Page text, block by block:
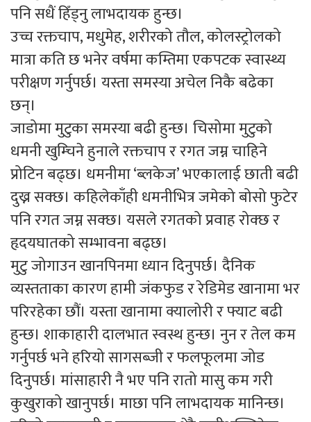
पनि सधैं हिँड्नु लाभदायक हुन्छ।
उच्च रक्तचाप, मधुमेह, शरीरको तौल, कोलस्ट्रोलको
मात्रा कति छ भनेर वर्षमा कम्तिमा एकपटक स्वास्थ्य
परीक्षण गर्नुपर्छ। यस्ता समस्या अचेल निकै बढेका
छन्।
जाडोमा मुटुका समस्या बढी हुन्छ। चिसोमा मुटुको
धमनी खुम्चिने हुनाले रक्तचाप र रगत जम्न चाहिने
प्रोटिन बढ्छ। धमनीमा ‘ब्लकेज’ भएकालाई छाती बढी
दुख्न सक्छ। कहिलेकाँही धमनीभित्र जमेको बोसो फुटेर
पनि रगत जम्न सक्छ। यसले रगतको प्रवाह रोक्छ र
हृदयघातको सम्भावना बढ्छ।
मुटु जोगाउन खानपिनमा ध्यान दिनुपर्छ। दैनिक
व्यस्तताका कारण हामी जंकफुड र रेडिमेड खानामा भर
परिरहेका छौं। यस्ता खानामा क्यालोरी र फ्याट बढी
हुन्छ। शाकाहारी दालभात स्वस्थ हुन्छ। नुन र तेल कम
गर्नुपर्छ भने हरियो सागसब्जी र फलफूलमा जोड
दिनुपर्छ। मांसाहारी नै भए पनि रातो मासु कम गरी
कुखुराको खानुपर्छ। माछा पनि लाभदायक मानिन्छ।